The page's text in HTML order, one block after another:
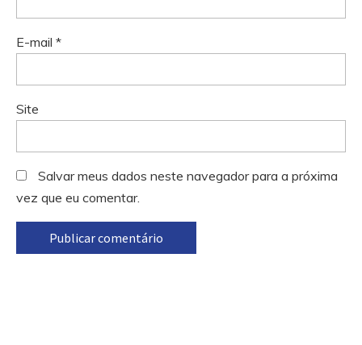
E-mail *
Site
Salvar meus dados neste navegador para a próxima
vez que eu comentar.